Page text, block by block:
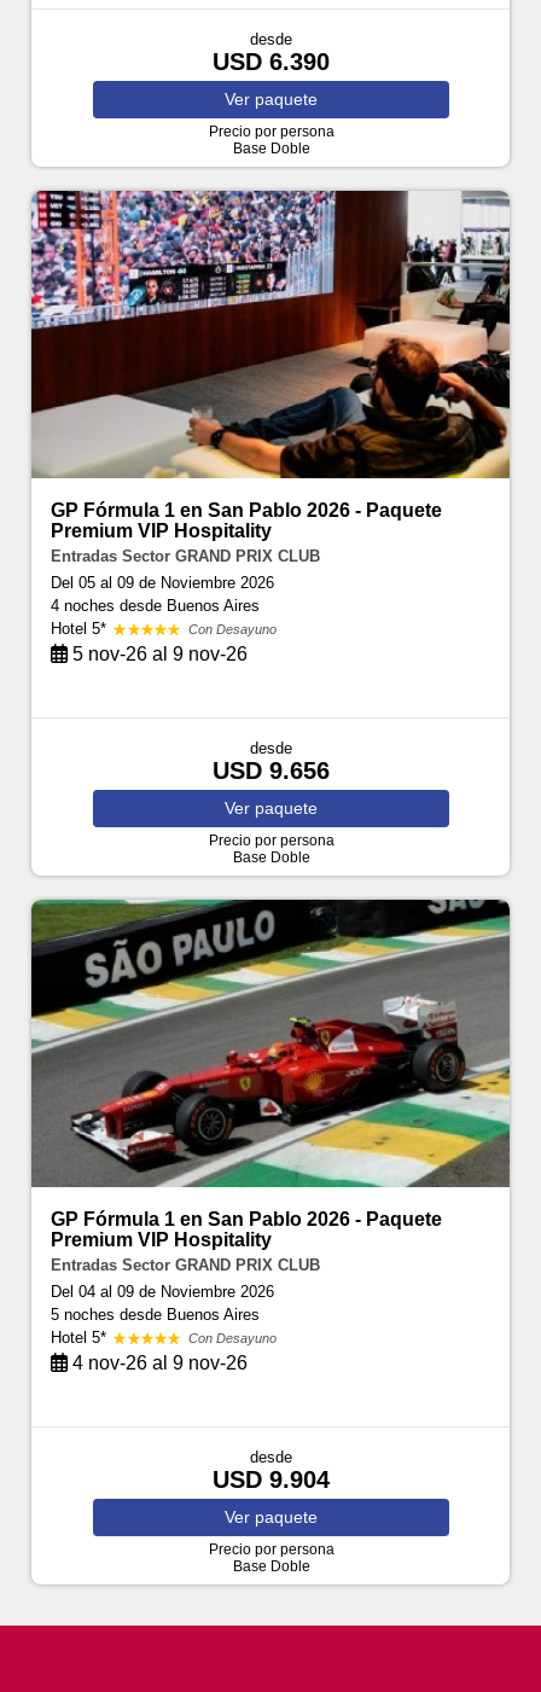
desde
USD 6.390
Ver paquete
Precio por persona
Base Doble
GP Fórmula 1 en San Pablo 2026 - Paquete
Premium VIP Hospitality
Entradas Sector GRAND PRIX CLUB
Del 05 al 09 de Noviembre 2026
4 nochesdesde Buenos Aires
Hotel 5*
Con Desayuno
5 nov-26 al 9 nov-26
desde
USD 9.656
Ver paquete
Precio por persona
Base Doble
GP Fórmula 1 en San Pablo 2026 - Paquete
Premium VIP Hospitality
Entradas Sector GRAND PRIX CLUB
Del 04 al 09 de Noviembre 2026
5 nochesdesde Buenos Aires
Hotel 5*
Con Desayuno
4 nov-26 al 9 nov-26
desde
USD 9.904
Ver paquete
Precio por persona
Base Doble